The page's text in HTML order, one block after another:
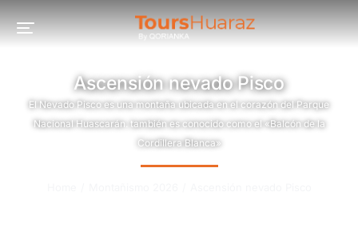
Ascensión nevado Pisco
El Nevado Pisco es una montaña ubicada en el corazón del Parque
Nacional Huascarán. también es conocido como el «Balcón de la
Cordillera Blanca»